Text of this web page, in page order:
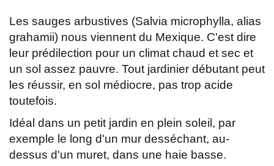
Les sauges arbustives (Salvia microphylla, alias
grahamii) nous viennent du Mexique. C'est dire
leur prédilection pour un climat chaud et sec et
un sol assez pauvre. Tout jardinier débutant peut
les réussir, en sol médiocre, pas trop acide
toutefois.
Idéal dans un petit jardin en plein soleil, par
exemple le long d'un mur desséchant, au-
dessus d'un muret, dans une haie basse.